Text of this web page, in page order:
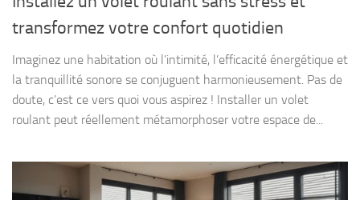
transformez votre confort quotidien
Imaginez une habitation où l’intimité, l’efficacité énergétique et
la tranquillité sonore se conjuguent harmonieusement. Pas de
doute, c’est ce vers quoi vous aspirez ! Installer un volet
roulant peut réellement métamorphoser votre espace de...